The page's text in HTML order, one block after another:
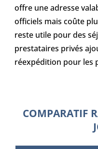
offre une adresse
officiels mais coûte
reste utile pour des
prestataires privés
réexpédition pour les
COMPARATIF